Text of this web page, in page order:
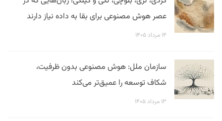
عصر هوش مصنوعی برای بقا به داده نیاز دارند
۱۴ مرداد ۱۴۰۵
سازمان ملل: هوش مصنوعی بدون ظرفیت،
شکاف توسعه را عمیق‌تر می‌کند
۱۳ مرداد ۱۴۰۵